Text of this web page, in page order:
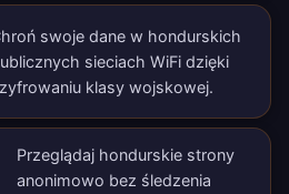
swoje dane w hondurskich
sieciach WiFi dzięki
klasy wojskowej.
Przeglądaj hondurskie strony
anonimowo bez śledzenia